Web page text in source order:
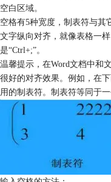
空白区域。
空格有5种宽度，制表符与其
文字纵向对齐，就像表格一
是“Ctrl+;”。
温馨提示，在Word文档中和
很好的对齐效果。例如，在
用的制表符。制表符等同于